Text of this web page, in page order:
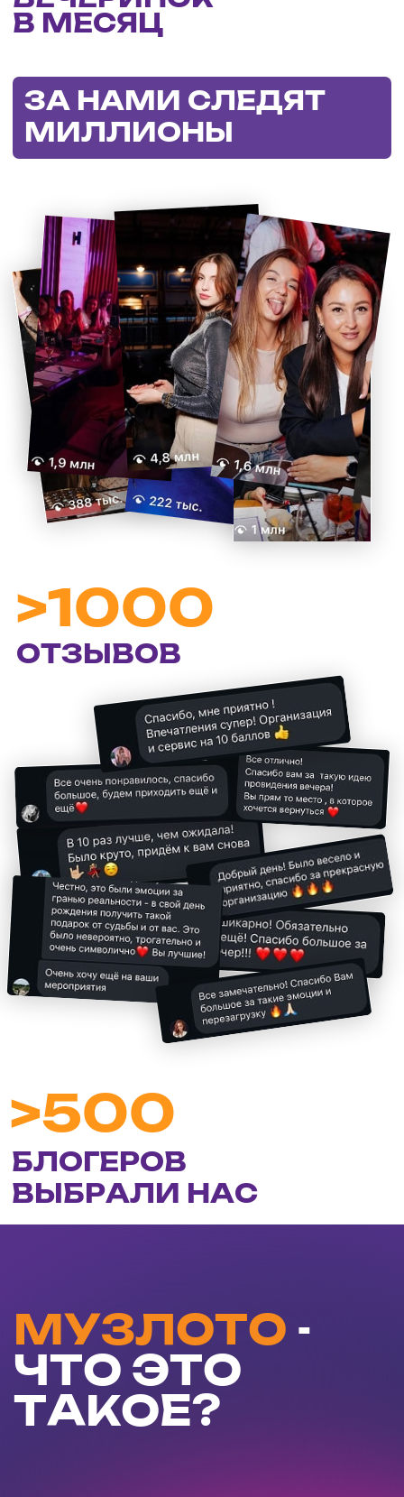
БЛОГЕРОВ
ВЫБРАЛИ НАС
>500
МУЗЛОТО-
ЧТО ЭТО
ТАКОЕ?
а трендовый формат вечеринок с душевной
атмосферой. Здесь нет сложных правил,
мы делаем обычный вечер праздником!
легким, а день — бодрым. Но при этом
ты попадаешь на фееричное шоу.
Хочу Музлото